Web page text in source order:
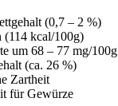
(0,7 – 2 %)
kcal/100g)
um 68 – 77 mg/100g
(ca. 26 %)
Zartheit
für Gewürze